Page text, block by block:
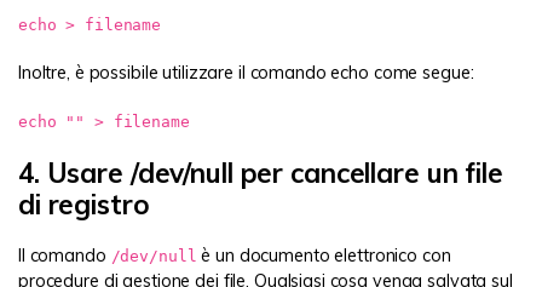
echo > filename
Inoltre, è possibile utilizzare il comando echo come segue:
echo "" > filename
4. Usare /dev/null per cancellare un file
di registro
Il comando /dev/null è un documento elettronico con
procedure di gestione dei file. Qualsiasi cosa venga salvata sul